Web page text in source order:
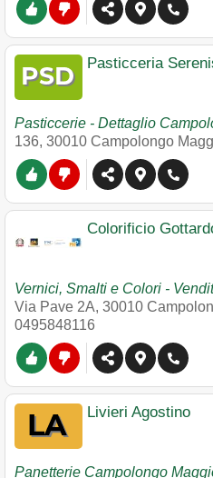
Pasticceria
Pasticcerie - Dettaglio
136, 30010 Campolongo
Colorificio
Vernici, Smalti e Colori -
Via Pave 2A, 30010
0495848116
Livieri Agostino
Panetterie Campolongo